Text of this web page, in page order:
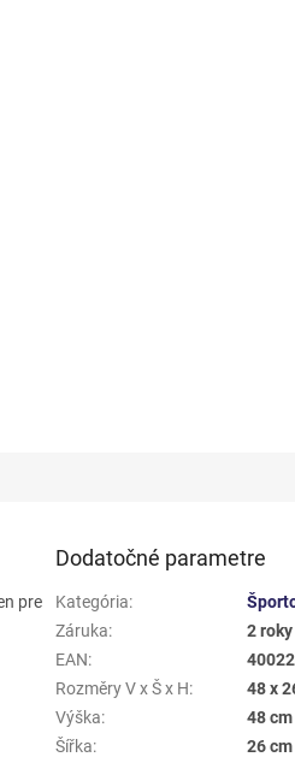
pre
Dodatočné parametre
Kategória:
Záruka:
2 roky
EAN:
Rozměry V x Š x H:
48 x
Výška:
48 cm
Šířka:
26 cm